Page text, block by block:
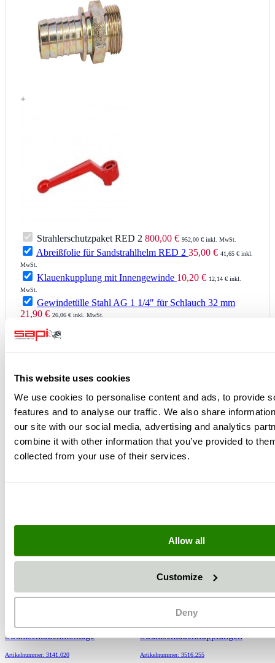
This website uses cookies
We use cookies to personalise content and ads, to provide
features and to analyse our traffic. We also share
our site with our social media, advertising and analytics
combine it with other information that you’ve provided to
collected from your use of their services.
Allow all
Customize
Deny
+
Strahlerschutzpaket RED 2 800,00 € 952,00 € inkl. MwSt.
Abreißfolie für Sandstrahlhelm RED 2 35,00 € 41,65 € inkl.
MwSt.
Klauenkupplung mit Innengewinde 10,20 € 12,14 € inkl.
MwSt.
Gewindetülle Stahl AG 1 1/4" für Schlauch 32 mm
21,90 € 26,06 € inkl. MwSt.
Griff für Kugelhahn mit Innengewinde
MwSt.
Kunden kauften auch
Klebeband zur
Strahlschlauchmontage
Artikelnummer: 3141.020
Sicherungssplint für Guss-
Strahlschlauchkupplungen
Artikelnummer: 3516.255